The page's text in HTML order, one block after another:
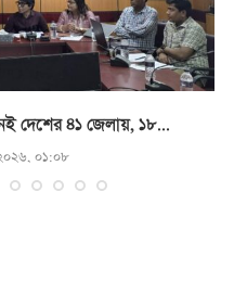
দেশের ৪১ জেলায়, ১৮...
০১:০৮